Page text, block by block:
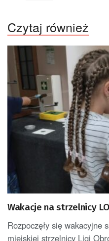
Czytaj również
Wakacje na strzelnicy
Rozpoczęły się wakacyjne
miejskiej strzelnicy Ligi